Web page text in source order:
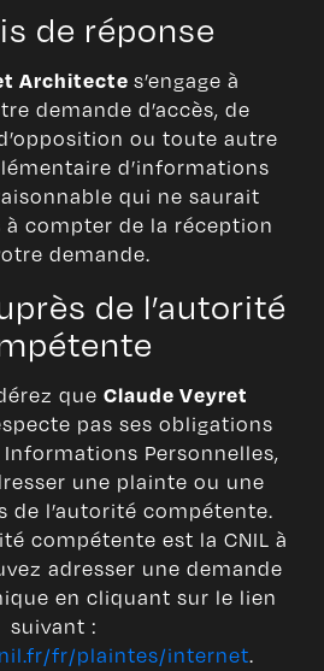
de réponse
Architecte s’engage à
demande d’accès, de
ou toute autre
d’informations
qui ne saurait
à compter de la réception
demande.
de l’autorité
que Claude Veyret
pas ses obligations
Personnelles,
une plainte ou une
de l’autorité compétente.
compétente est la CNIL à
adresser une demande
en cliquant sur le lien
suivant :
fr/plaintes/internet.